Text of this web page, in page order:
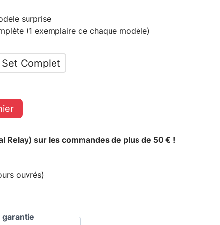
surprise
(1 exemplaire de chaque modèle)
Set Complet
Relay) sur les commandes de plus de 50 € !
ouvrés)
garantie